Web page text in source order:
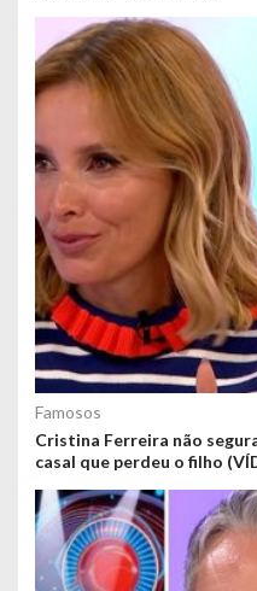
Famosos
Cristina Ferreira não
casal que perdeu o filho